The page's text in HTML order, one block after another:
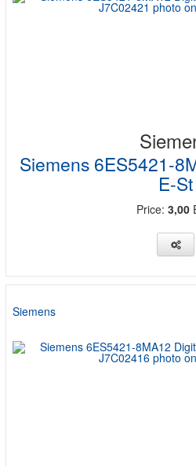
Siemens 6ES5421-
E-St
Price: 3,00
Siemens